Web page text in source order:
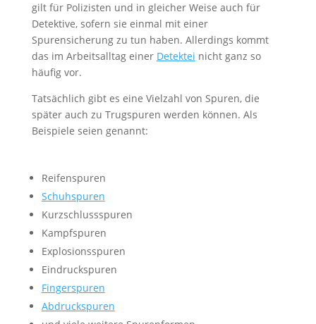
gilt für Polizisten und in gleicher Weise auch für
Detektive, sofern sie einmal mit einer
Spurensicherung zu tun haben. Allerdings kommt
das im Arbeitsalltag einer Detektei nicht ganz so
häufig vor.
Tatsächlich gibt es eine Vielzahl von Spuren, die
später auch zu Trugspuren werden können. Als
Beispiele seien genannt:
Reifenspuren
Schuhspuren
Kurzschlussspuren
Kampfspuren
Explosionsspuren
Eindruckspuren
Fingerspuren
Abdruckspuren